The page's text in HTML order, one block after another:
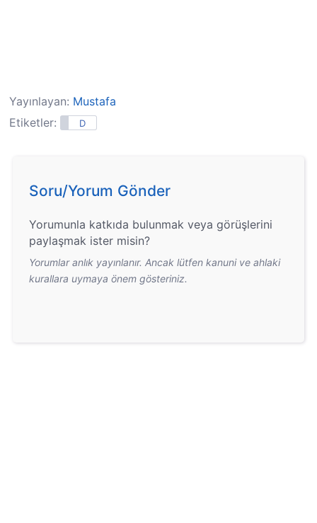
Yayınlayan: Mustafa
Etiketler:
D
Soru/Yorum Gönder
Yorumunla katkıda bulunmak veya görüşlerini
paylaşmak ister misin?
Yorumlar anlık yayınlanır. Ancak lütfen kanuni ve ahlaki
kurallara uymaya önem gösteriniz.